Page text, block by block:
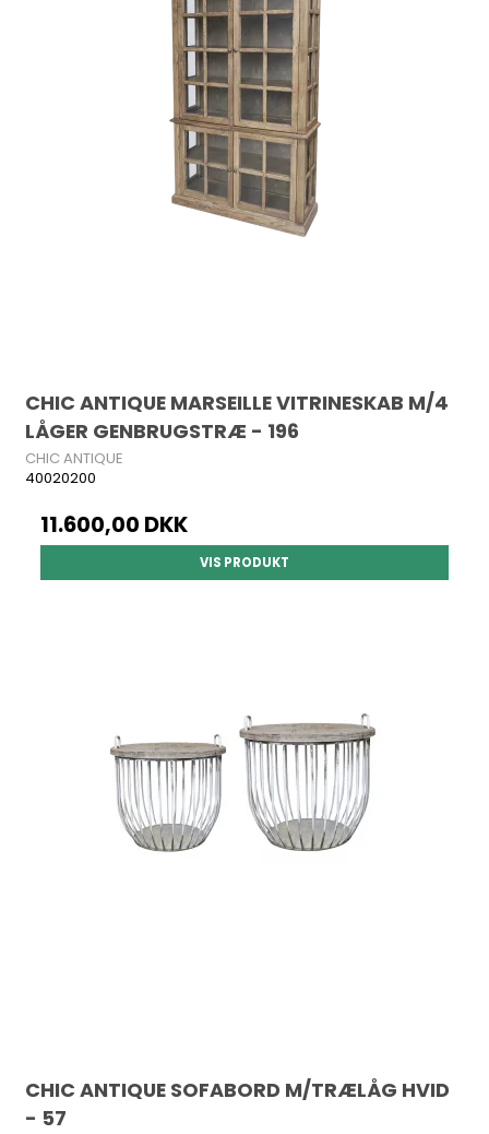
CHIC ANTIQUE MARSEILLE VITRINESKAB M/4
LÅGER GENBRUGSTRÆ - 196
CHIC ANTIQUE
40020200
11.600,00 DKK
VIS PRODUKT
CHIC ANTIQUE SOFABORD M/TRÆLÅG HVID
- 57